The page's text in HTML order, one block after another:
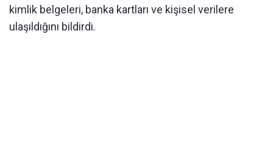
kimlik belgeleri, banka kartları ve kişisel verilere
ulaşıldığını bildirdi.